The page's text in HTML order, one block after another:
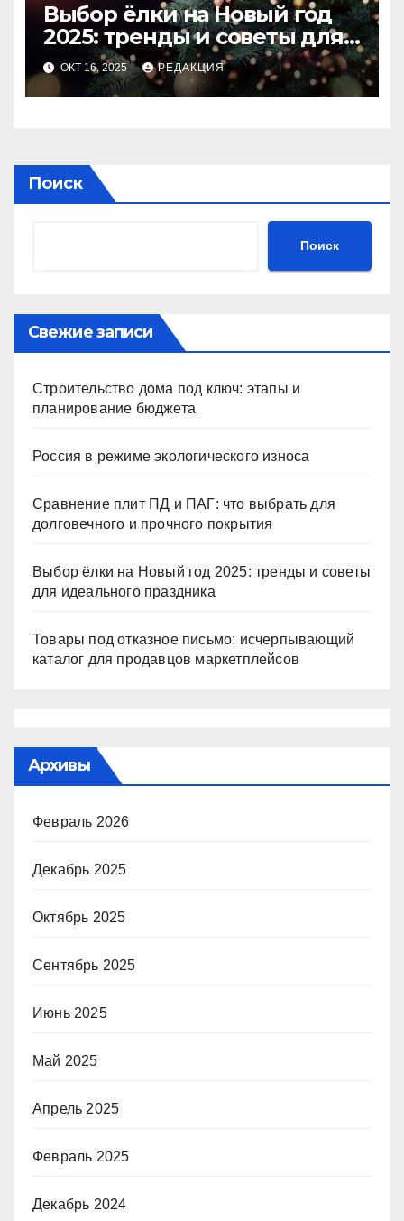
Выбор ёлки на Новый год
2025: тренды и советы для
идеального праздника
ОКТ 16, 2025 РЕДАКЦИЯ
Поиск
Поиск
Свежие записи
Строительство дома под ключ: этапы и
планирование бюджета
Россия в режиме экологического износа
Сравнение плит ПД и ПАГ: что выбрать для
долговечного и прочного покрытия
Выбор ёлки на Новый год 2025: тренды и советы
для идеального праздника
Товары под отказное письмо: исчерпывающий
каталог для продавцов маркетплейсов
Архивы
Февраль 2026
Декабрь 2025
Октябрь 2025
Сентябрь 2025
Июнь 2025
Май 2025
Апрель 2025
Февраль 2025
Декабрь 2024